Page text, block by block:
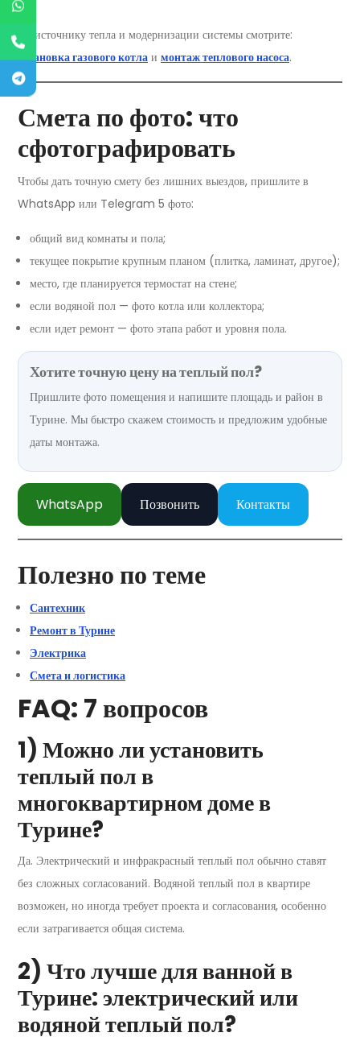
По источнику тепла и модернизации системы смотрите:
установка газового котла и монтаж теплового насоса.
Смета по фото: что
сфотографировать
Чтобы дать точную смету без лишних выездов, пришлите в
WhatsApp или Telegram 5 фото:
общий вид комнаты и пола;
текущее покрытие крупным планом (плитка, ламинат, другое);
место, где планируется термостат на стене;
если водяной пол — фото котла или коллектора;
если идет ремонт — фото этапа работ и уровня пола.
Хотите точную цену на теплый пол?
Пришлите фото помещения и напишите площадь и район в
Турине. Мы быстро скажем стоимость и предложим удобные
даты монтажа.
WhatsApp Позвонить Контакты
Полезно по теме
Сантехник
Ремонт в Турине
Электрика
Смета и логистика
FAQ: 7 вопросов
1) Можно ли установить
теплый пол в
многоквартирном доме в
Турине?
Да. Электрический и инфракрасный теплый пол обычно ставят
без сложных согласований. Водяной теплый пол в квартире
возможен, но иногда требует проекта и согласования, особенно
если затрагивается общая система.
2) Что лучше для ванной в
Турине: электрический или
водяной теплый пол?